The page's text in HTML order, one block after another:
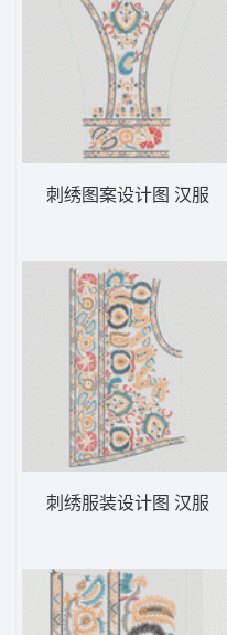
刺绣图案设计图 汉服
刺绣服装设计图 汉服